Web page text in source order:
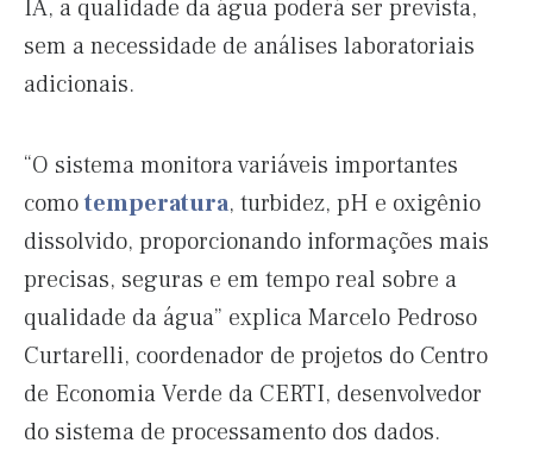
IA, a qualidade da água poderá ser prevista,
sem a necessidade de análises laboratoriais
adicionais.
“O sistema monitora variáveis importantes
comotemperatura, turbidez, pH e oxigênio
dissolvido, proporcionando informações mais
precisas, seguras e em tempo real sobre a
qualidade da água” explica Marcelo Pedroso
Curtarelli, coordenador de projetos do Centro
de Economia Verde da CERTI, desenvolvedor
do sistema de processamento dos dados.